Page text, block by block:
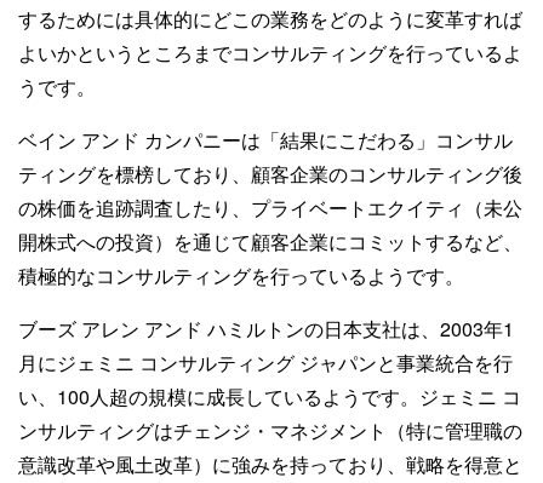
するためには具体的にどこの業務をどのように変革すれば
よいかというところまでコンサルティングを行っているよ
うです。
ベイン アンド カンパニーは「結果にこだわる」コンサル
ティングを標榜しており、顧客企業のコンサルティング後
の株価を追跡調査したり、プライベートエクイティ（未公
開株式への投資）を通じて顧客企業にコミットするなど、
積極的なコンサルティングを行っているようです。
ブーズ アレン アンド ハミルトンの日本支社は、2003年1
月にジェミニ コンサルティング ジャパンと事業統合を行
い、100人超の規模に成長しているようです。ジェミニ コ
ンサルティングはチェンジ・マネジメント（特に管理職の
意識改革や風土改革）に強みを持っており、戦略を得意と